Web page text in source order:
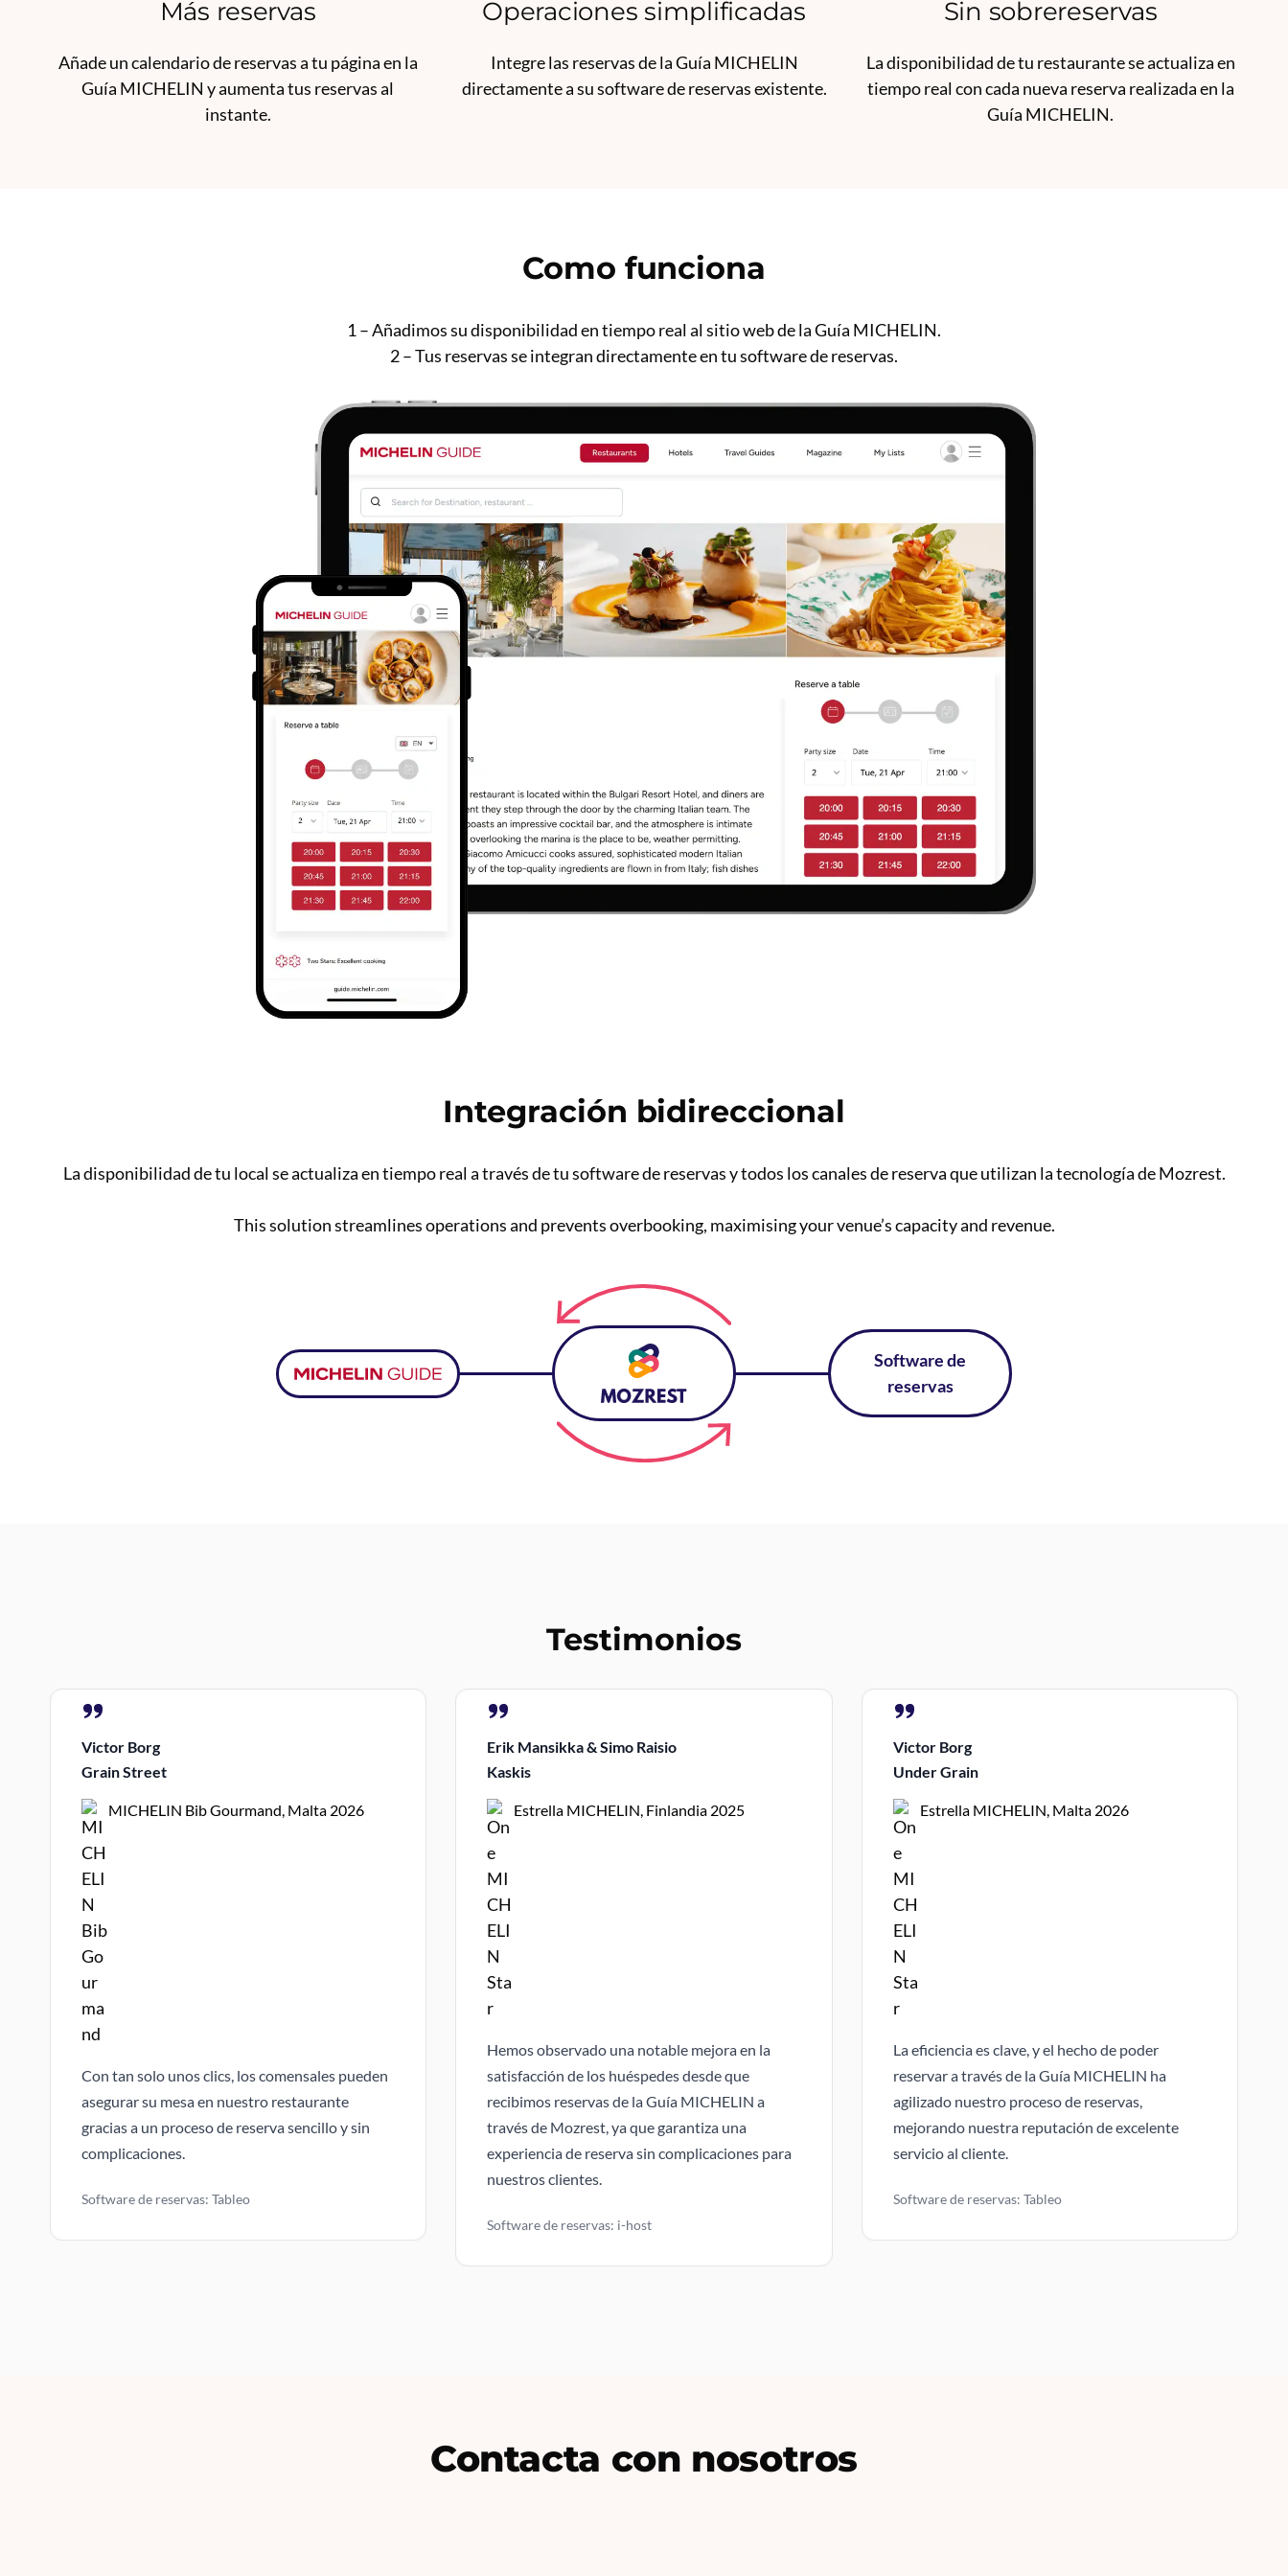
Más reservas
Añade un calendario de reservas a tu página en la
Guía MICHELIN y aumenta tus reservas al
instante.
Operaciones simplificadas
Integre las reservas de la Guía MICHELIN
directamente a su software de reservas existente.
Sin sobrereservas
La disponibilidad de tu restaurante se actualiza en
tiempo real con cada nueva reserva realizada en la
Guía MICHELIN.
Como funciona
1 – Añadimos su disponibilidad en tiempo real al sitio web de la Guía MICHELIN.
2 – Tus reservas se integran directamente en tu software de reservas.
Integración bidireccional
La disponibilidad de tu local se actualiza en tiempo real a través de tu software de reservas y todos los canales de reserva que utilizan la tecnología de Mozrest.
This solution streamlines operations and prevents overbooking, maximising your venue’s capacity and revenue.
Software de
reservas
Testimonios
Victor Borg
Grain Street
MICHELIN Bib Gourmand, Malta 2026
Con tan solo unos clics, los comensales pueden
asegurar su mesa en nuestro restaurante
gracias a un proceso de reserva sencillo y sin
complicaciones.
Software de reservas: Tableo
Erik Mansikka & Simo Raisio
Kaskis
Estrella MICHELIN, Finlandia 2025
Hemos observado una notable mejora en la
satisfacción de los huéspedes desde que
recibimos reservas de la Guía MICHELIN a
través de Mozrest, ya que garantiza una
experiencia de reserva sin complicaciones para
nuestros clientes.
Software de reservas: i-host
Victor Borg
Under Grain
Estrella MICHELIN, Malta 2026
La eficiencia es clave, y el hecho de poder
reservar a través de la Guía MICHELIN ha
agilizado nuestro proceso de reservas,
mejorando nuestra reputación de excelente
servicio al cliente.
Software de reservas: Tableo
Contacta con nosotros